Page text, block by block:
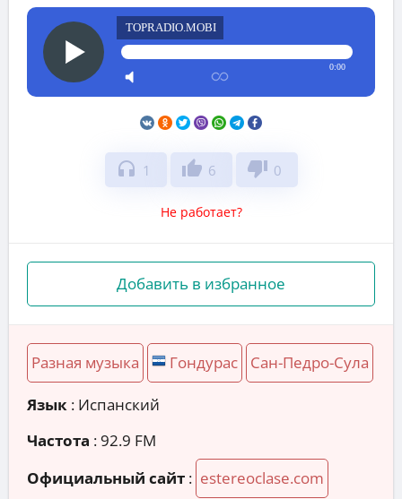
TOPRADIO.MOBI
0:00
headphones 1 thumb_up 6 thumb_down 0
Не работает?
Добавить в избранное
Разная музыка Гондурас Сан-Педро-Сула
Язык : Испанский
Частота : 92.9 FM
Официальный сайт : estereoclase.com